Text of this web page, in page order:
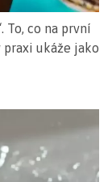
To, co na první
praxi ukáže jako